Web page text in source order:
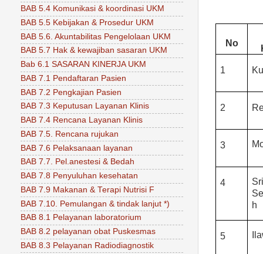
No
1
2
3
4
h
5
BAB 5.4 Komunikasi & koordinasi UKM
BAB 5.5 Kebijakan & Prosedur UKM
BAB 5.6. Akuntabilitas Pengelolaan UKM
BAB 5.7 Hak & kewajiban sasaran UKM
Bab 6.1 SASARAN KINERJA UKM
BAB 7.1 Pendaftaran Pasien
BAB 7.2 Pengkajian Pasien
BAB 7.3 Keputusan Layanan Klinis
BAB 7.4 Rencana Layanan Klinis
BAB 7.5. Rencana rujukan
BAB 7.6 Pelaksanaan layanan
BAB 7.7. Pel.anestesi & Bedah
BAB 7.8 Penyuluhan kesehatan
BAB 7.9 Makanan & Terapi Nutrisi F
BAB 7.10. Pemulangan & tindak lanjut *)
BAB 8.1 Pelayanan laboratorium
BAB 8.2 pelayanan obat Puskesmas
BAB 8.3 Pelayanan Radiodiagnostik